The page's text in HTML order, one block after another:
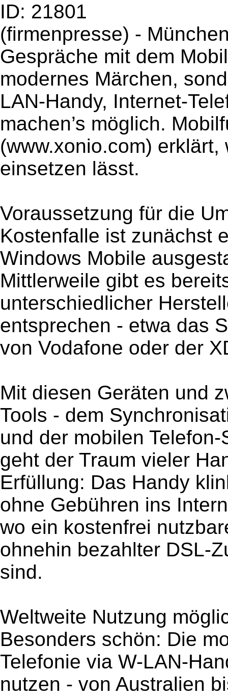
ID: 21801
(firmenpresse) -
Gespräche mit dem
modernes Märchen,
LAN-Handy, Internet-
machen’s möglich.
(www.xonio.com)
einsetzen lässt.
Voraussetzung für die
Kostenfalle ist zunächst
Windows Mobile
Mittlerweile gibt es
unterschiedlicher
entsprechen - etwa das
von Vodafone oder der
Mit diesen Geräten und
Tools - dem
und der mobilen
geht der Traum vieler
Erfüllung: Das Handy
ohne Gebühren ins
wo ein kostenfrei
ohnehin bezahlter DSL-
sind.
Weltweite Nutzung
Besonders schön: Die
Telefonie via W-LAN-
nutzen - von Australien